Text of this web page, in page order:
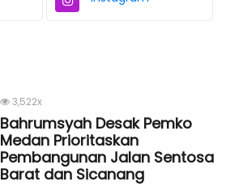
3,522x
Bahrumsyah Desak Pemko
Medan Prioritaskan
Pembangunan Jalan Sentosa
Barat dan Sicanang